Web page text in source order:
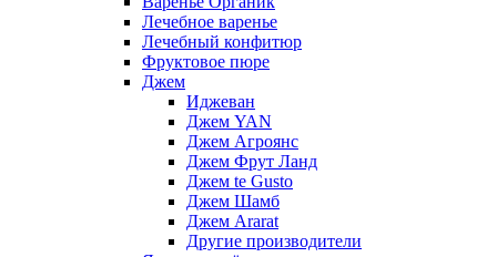
Лечебное варенье
Лечебный конфитюр
Фруктовое пюре
Джем
Иджеван
Джем YAN
Джем Агроянс
Джем Фрут Ланд
Джем te Gusto
Джем Шамб
Джем Ararat
Другие производители